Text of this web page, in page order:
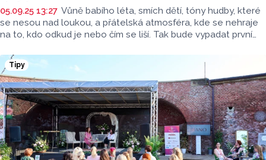
05.09.25 13:27 Vůně babího léta, smích dětí, tóny hudby, které
se nesou nad loukou, a přátelská atmosféra, kde se nehraje
na to, kdo odkud je nebo čím se liší. Tak bude vypadat první
Křelově-Břuchotíně u Olomouce v sobotu 13. září. Vrcholem
celého dne bude koncert kapely The Tap Tap. Akci
organizuje Nadace Heleny Morávkové ve spolupráci
s Rodinným centrem Olivy.
Tipy